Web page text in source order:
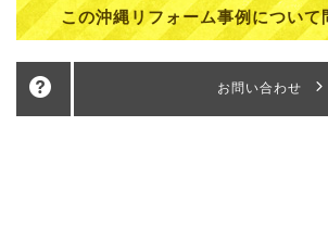
この沖縄リフォーム事例について
お問い合わせ